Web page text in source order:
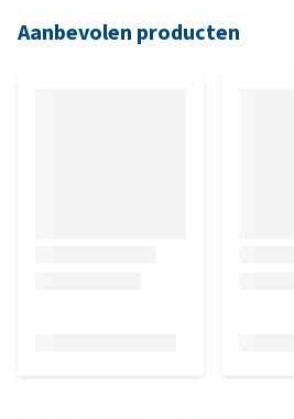
Aanbevolen producten